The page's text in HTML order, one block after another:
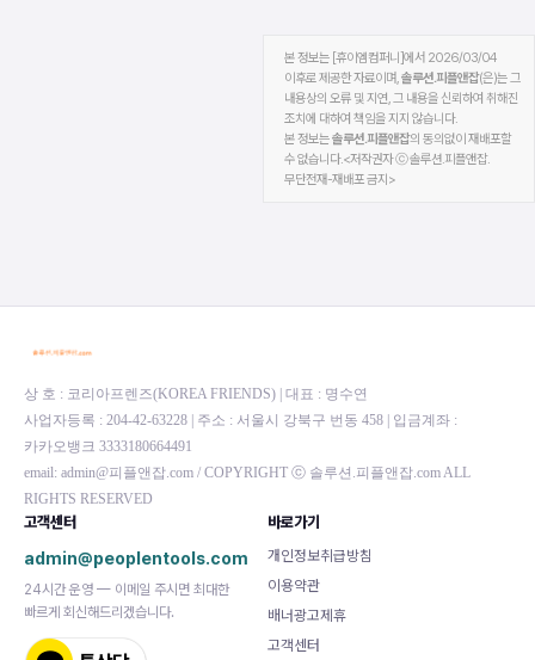
본 정보는 [휴이엠컴퍼니]에서 2026/03/04
이후로 제공한 자료이며, 솔루션.피플앤잡(은)는 그
내용상의 오류 및 지연, 그 내용을 신뢰하여 취해진
조치에 대하여 책임을 지지 않습니다.
본 정보는솔루션.피플앤잡의 동의없이 재배포할
수 없습니다.<저작권자 ⓒ 솔루션.피플앤잡.
무단전재-재배포 금지>
상 호 : 코리아프렌즈(KOREA FRIENDS) | 대표 : 명수연
사업자등록 : 204-42-63228 | 주소 : 서울시 강북구 번동 458 | 입금계좌 :
카카오뱅크 3333180664491
email: admin@피플앤잡.com / COPYRIGHT ⓒ 솔루션.피플앤잡.com ALL
RIGHTS RESERVED
고객센터
admin@peoplentools.com
24시간 운영 — 이메일 주시면 최대한
빠르게 회신해드리겠습니다.
바로가기
개인정보취급방침
이용약관
배너광고제휴
고객센터